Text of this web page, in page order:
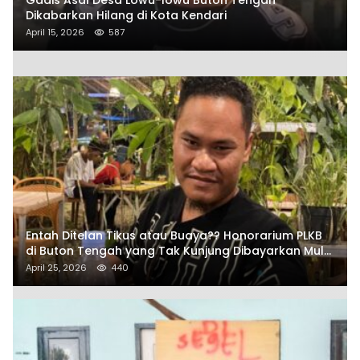
Dikabarkan Hilang di Kota Kendari
April 15, 2026 587
Entah Ditelan Tikus atau Buaya?? Honorarium PLKB
di Buton Tengah yang Tak Kunjung Dibayarkan Mulai
Disorot SAMURAIS
April 25, 2026 440